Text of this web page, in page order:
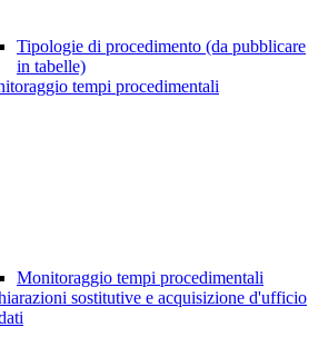
Tipologie di procedimento (da pubblicare
in tabelle)
tempi procedimentali
Monitoraggio tempi procedimentali
sostitutive e acquisizione d'ufficio